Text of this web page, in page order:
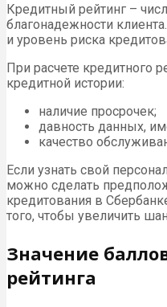
Кредитный рейтинг –
благонадежности
и уровень риска
При расчете кредитного
кредитной истории:
наличие просрочек;
давность данных,
качество
Если узнать свой
можно сделать
кредитования в
того, чтобы увеличить
Значение
рейтинга